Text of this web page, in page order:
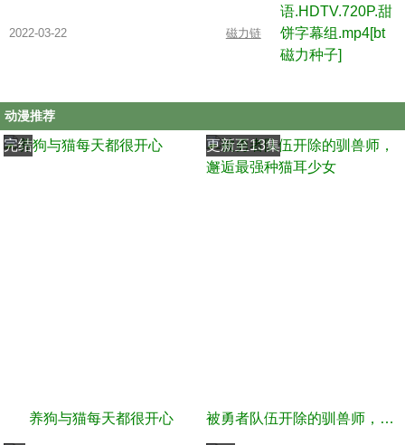
2022-03-22 磁力链
动漫推荐
完结
养狗与猫每天都很开心
更新至13集
被勇者队伍开除的驯兽师，邂逅最强种猫耳少女